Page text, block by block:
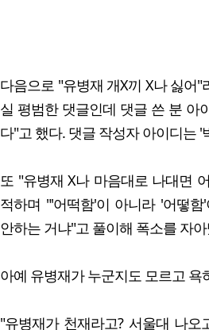
다음으로 "유병재 개X끼 X나 싫어
실 평범한 댓글인데 댓글 쓴 분 아
다"고 했다. 댓글 작성자 아이디는 '
또 "유병재 X나 마음대로 나대면
적하며 "'어떡함'이 아니라 '어떻
안하는 거냐"고 풀이해 폭소를 자
아예 유병재가 누군지도 모르고 욕
"유병재가 천재라고? 서울대 나